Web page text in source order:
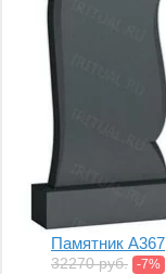
Памятник A367
32270 руб. -7%